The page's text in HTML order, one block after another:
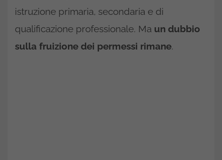
istruzione primaria, secondaria e di
qualificazione professionale. Ma un dubbio
sulla fruizione dei permessi rimane.